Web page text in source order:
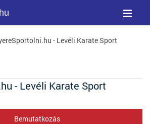
- Levéli Karate Sport
- Levéli Karate Sport
Bemutatkozás